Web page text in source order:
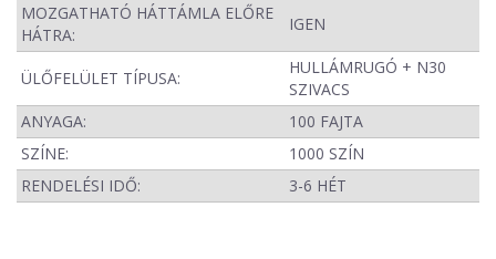
MOZGATHATÓ HÁTTÁMLA ELŐRE
HÁTRA:
IGEN
ÜLŐFELÜLET TÍPUSA:
HULLÁMRUGÓ + N30
SZIVACS
ANYAGA:
100 FAJTA
SZÍNE:
1000 SZÍN
RENDELÉSI IDŐ:
3-6 HÉT